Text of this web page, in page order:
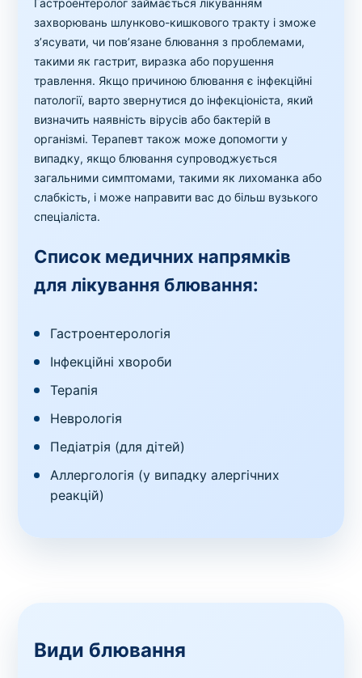
Гастроентеролог займається лікуванням
захворювань шлунково-кишкового тракту і зможе
з’ясувати, чи пов’язане блювання з проблемами,
такими як гастрит, виразка або порушення
травлення. Якщо причиною блювання є інфекційні
патології, варто звернутися до інфекціоніста, який
визначить наявність вірусів або бактерій в
організмі. Терапевт також може допомогти у
випадку, якщо блювання супроводжується
загальними симптомами, такими як лихоманка або
слабкість, і може направити вас до більш вузького
спеціаліста.
Список медичних напрямків
для лікування блювання:
Гастроентерологія
Інфекційні хвороби
Терапія
Неврологія
Педіатрія (для дітей)
Аллергологія (у випадку алергічних
реакцій)
Види блювання